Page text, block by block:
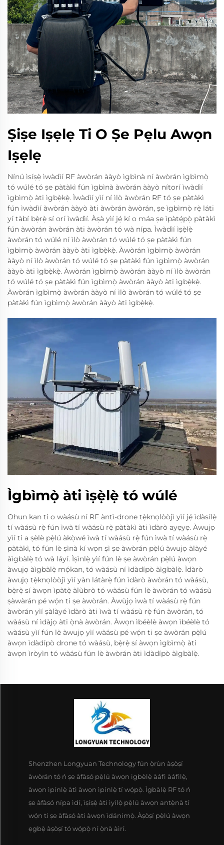
Ṣiṣe Iṣẹlẹ Ti O Ṣe Pẹlu Awọn
Iṣẹlẹ
Nínú ìsíṣẹ̀ ìwàdìí RF àwòrán ààyò ìgbìnà ní àwòrán ìgbìmọ̀
tó wúlé tó ṣe pàtàkì fún ìgbìnà àwòrán ààyò nítorí ìwàdìí
ìgbìmọ̀ àti ìgbẹ̀kẹ̀. Ìwàdìí yìí ní ìlò àwòrán RF tó ṣe pàtàkì
fún ìwàdìí àwòrán ààyò àti àwòrán àwòrán, ṣe ìgbìmọ̀ rẹ̀ láti
yí tàbí bẹ̀rẹ̀ sí orí ìwàdìí. Àṣà yìí jẹ́ kí o máa ṣe ìpàtẹ́pọ̀ pàtàkì
fún àwòrán àwòrán àti àwòrán tó wà nípa. Ìwàdìí ìṣẹ̀lẹ̀
àwòrán tó wúlé ní ìlò àwòrán tó wúlé tó ṣe pàtàkì fún
ìgbìmọ̀ àwòrán ààyò àti ìgbẹ̀kẹ̀. Àwòrán ìgbìmọ̀ àwòrán
ààyò ní ìlò àwòrán tó wúlé tó ṣe pàtàkì fún ìgbìmọ̀ àwòrán
ààyò àti ìgbẹ̀kẹ̀. Àwòrán ìgbìmọ̀ àwòrán ààyò ní ìlò àwòrán
tó wúlé tó ṣe pàtàkì fún ìgbìmọ̀ àwòrán ààyò àti ìgbẹ̀kẹ̀.
Àwòrán ìgbìmọ̀ àwòrán ààyò ní ìlò àwòrán tó wúlé tó ṣe
pàtàkì fún ìgbìmọ̀ àwòrán ààyò àti ìgbẹ̀kẹ̀.
Ìgbìmọ̀ àti ìṣẹ̀lẹ̀ tó wúlé
Ohun kan ti o wàásù ní RF àntì-drone tẹ̀knọlòòjì yìí jẹ́ ìdàsílẹ̀
tí wàásù rẹ̀ fún ìwà tí wàásù rẹ̀ pàtàkì àti ìdàrò ayẹyẹ. Àwujọ
yìí ti a ṣèlè pẹ̀lú àkọ̀wé ìwà tí wàásù rẹ̀ fún ìwà tí wàásù rẹ̀
pàtàkì, tó fún lè ṣìnà kí wọn ṣì ṣe àwòrán pẹ̀lú àwujọ àlàyé
àìgbàlẹ̀ tó wà láyí. Ìṣìnlẹ̀ yìí fún lè ṣe àwòrán pẹ̀lú àwọn
àwujọ àìgbàlẹ̀ mọ́kan, tó wàásù ní ìdàdípò àìgbàlẹ̀. Ìdàrò
àwujọ tẹ̀knọlòòjì yìí yàn látàrẹ̀ fún ìdàrò àwòrán tó wàásù,
bẹ̀rẹ̀ sí àwọn ìpàtẹ̀ àlùbrò tó wàásù fún lè àwòrán tó wàásù
ṣàwàrán pé wọ́n ti ṣe àwòrán. Àwùjọ ìwà tí wàásù rẹ̀ fún
àwòrán yìí ṣàlàyé ìdàrò àti ìwà tí wàásù rẹ̀ fún àwòrán, tó
wàásù ní ìdàjọ àti ọ̀nà àwòrán. Àwọn ìbéèlè àwọn ìbéèlè tó
wàásù yìí fún lè àwujọ yìí wàásù pé wọ́n ti ṣe àwòrán pẹ̀lú
àwọn ìdàdípò drone tó wàásù, bẹ̀rẹ̀ sí àwọn ìgbìmọ̀ àti
àwọn ìròyìn tó wàásù fún lè àwòrán àti ìdàdípò àìgbàlẹ̀.
Shenzhen Longyuan Technology fún ọ̀rùn àṣòṣí
àwòrán tó ń ṣe àfàsó pẹ̀lú àwọn igbèlẹ̀ àáfì àáfìlẹ̀,
àwọn ìpínlẹ̀ àtì àwọn ìpínlẹ̀ tí wọ́pọ̀. Ìgbàlẹ̀ RF tó ń
ṣe àfàsó nípa ìdí, ìṣíṣẹ̀ àti ìyílọ̀ pẹ̀lú àwọn antẹ̀nà tí
wọ́n ti ṣe àfàsó àti àwọn ìdánimọ̀. Àṣòṣí pẹ̀lú àwọn
ẹgbẹ̀ àṣòṣí tó wọ́pọ̀ ní ọ̀nà àìrí.